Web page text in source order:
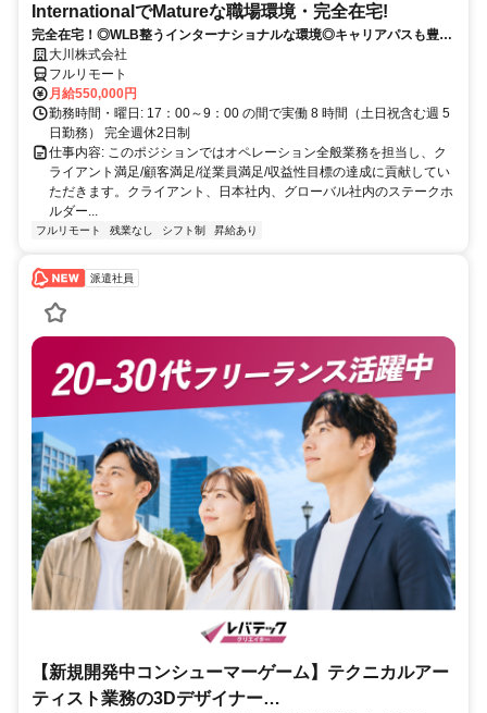
InternationalでMatureな職場環境・完全在宅!
完全在宅！◎WLB整うインターナショナルな環境◎キャリアパスも豊富
◎ 大川株式会社
フルリモート
月給550,000円
勤務時間・曜日: 17：00～9：00 の間で実働 8 時間（土日祝含む週 5
日勤務） 完全週休2日制
仕事内容: このポジションではオペレーション全般業務を担当し、ク
ライアント満足/顧客満足/従業員満足/収益性目標の達成に貢献してい
ただきます。クライアント、日本社内、グローバル社内のステークホ
ルダー...
フルリモート 残業なし シフト制 昇給あり
派遣社員
【新規開発中コンシューマーゲーム】テクニカルアー
ティスト業務の3Dデザイナー